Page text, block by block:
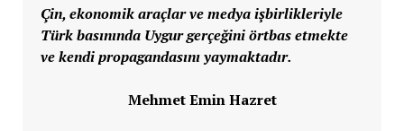
Çin, ekonomik araçlar ve medya işbirlikleriyle
Türk basınında Uygur gerçeğini örtbas etmekte
ve kendi propagandasını yaymaktadır.
Mehmet Emin Hazret